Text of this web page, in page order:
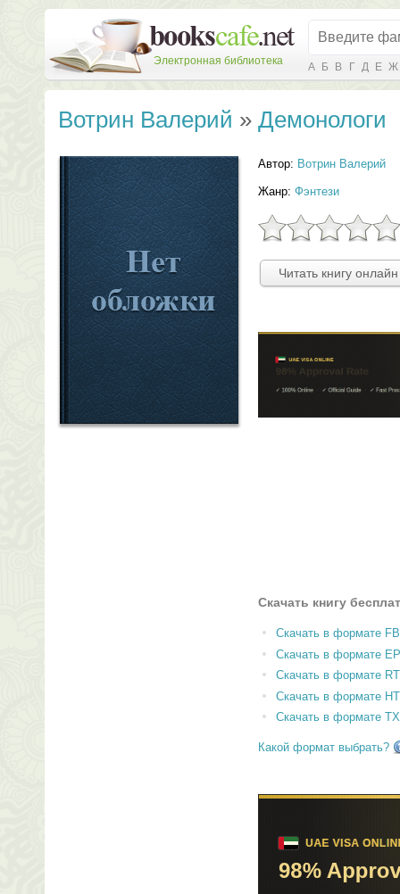
Электронная библиотека А Б В Г Д Е Ж
Вотрин Валерий » Демонологи
Автор: Вотрин Валерий
Жанр: Фэнтези
Читать книгу
Скачать книгу
Скачать в формате
Скачать в формате
Скачать в формате
Скачать в формате
Скачать в формате
Какой формат выбрать?